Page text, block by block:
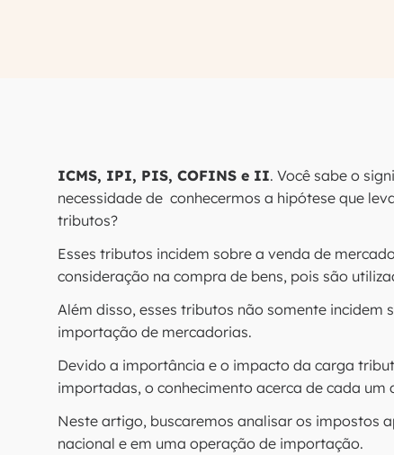
ICMS, IPI, PIS, COFINS e II. Você sabe o
necessidade de conhecermos a hipótese que
tributos?
Esses tributos incidem sobre a venda de
consideração na compra de bens, pois são
Além disso, esses tributos não somente
importação de mercadorias.
Devido a importância e o impacto da carga
importadas, o conhecimento acerca de cada
Neste artigo, buscaremos analisar os impostos
nacional e em uma operação de importação.